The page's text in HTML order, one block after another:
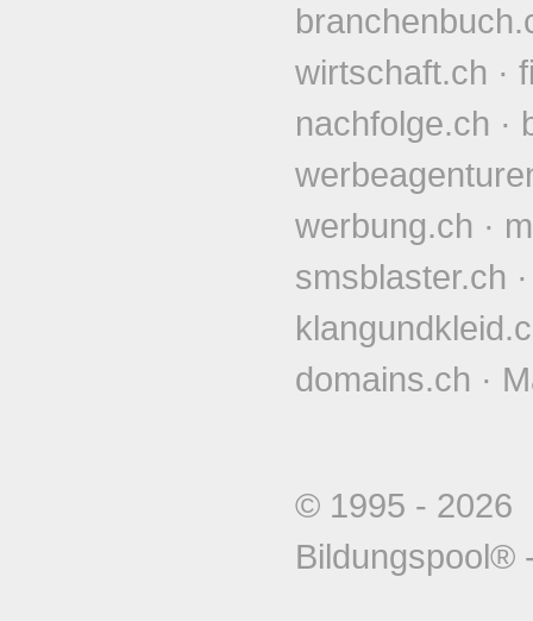
wirtschaft.ch ·
nachfolge.ch ·
werbung.ch ·
smsblaster.ch
domains.ch ·
© 1995 -
Bildungspool®